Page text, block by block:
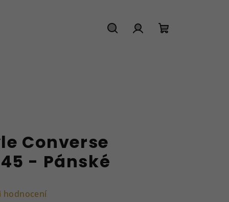
Converse
- Pánské
hodnocení